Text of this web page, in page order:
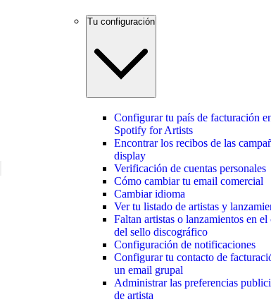
Tu configuración
Configurar tu país de facturación
Spotify for Artists
Encontrar los recibos de las
display
Verificación de cuentas personales
Cómo cambiar tu email comercial
Cambiar idioma
Ver tu listado de artistas y
Faltan artistas o lanzamientos en el
del sello discográfico
Configuración de notificaciones
Configurar tu contacto de
un email grupal
Administrar las preferencias
de artista